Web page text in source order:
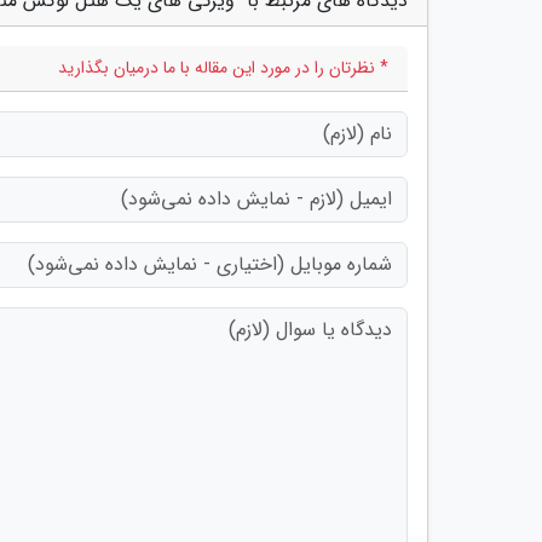
* نظرتان را در مورد این مقاله با ما درمیان بگذارید